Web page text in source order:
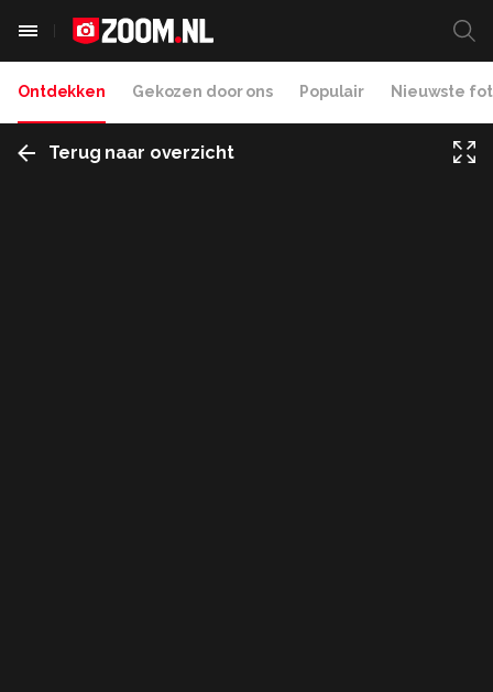
Ontdekken Gekozen door ons Populair Nieuwste
Terug naar overzicht